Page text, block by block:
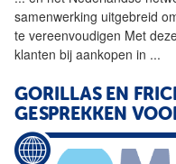
samenwerking uitgebreid
te vereenvoudigen Met
klanten bij aankopen in ...
GORILLAS EN
GESPREKKEN